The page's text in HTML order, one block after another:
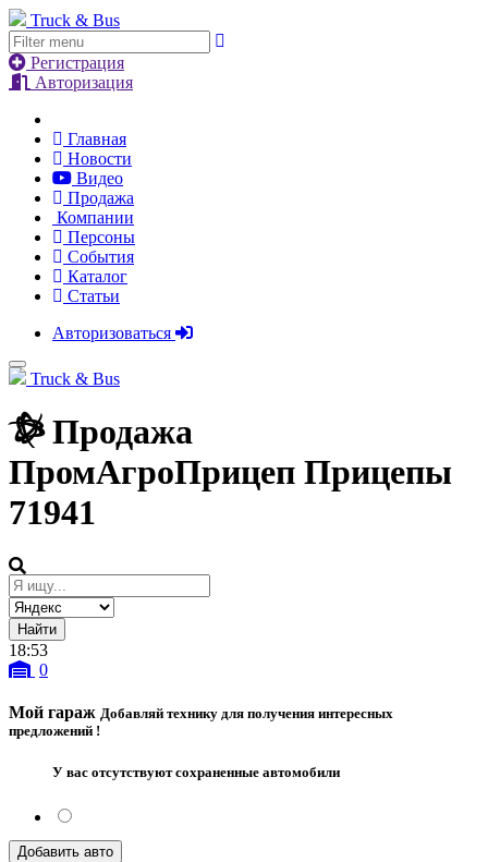
Truck & Bus
Регистрация
Авторизация
Главная
Новости
Видео
Продажа
Компании
Персоны
События
Каталог
Статьи
Авторизоваться
Truck & Bus
Продажа
ПромАгроПрицеп Прицепы
71941
18:53
0
Мой гараж Добавляй технику для получения интересных
предложений !
У вас отсутствуют сохраненные автомобили
Добавить авто